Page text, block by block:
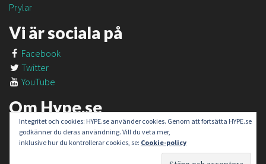
Prylar
Vi är sociala på
Facebook
Twitter
YouTube
Om Hype.se
Om oss
Om #SweGame
Integritet och cookies: HYPE.se använder cookies. Genom att fortsätta HYPE.se
godkänner du deras användning. Vill du veta mer,
inklusive hur du kontrollerar cookies, se: Cookie-policy